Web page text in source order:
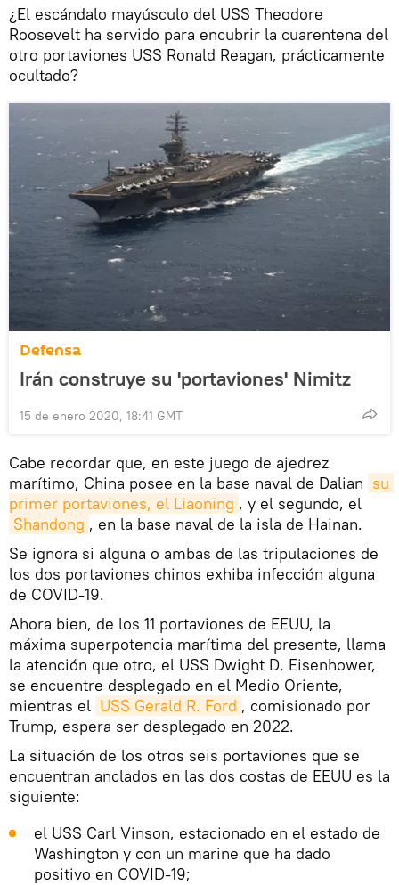
¿El escándalo mayúsculo del USS Theodore
Roosevelt ha servido para encubrir la cuarentena del
otro portaviones USS Ronald Reagan, prácticamente
ocultado?
Defensa
Irán construye su 'portaviones' Nimitz
15 de enero 2020, 18:41 GMT
Cabe recordar que, en este juego de ajedrez
marítimo, China posee en la base naval de Dalian su
primer portaviones, el Liaoning , y el segundo, el
Shandong , en la base naval de la isla de Hainan.
Se ignora si alguna o ambas de las tripulaciones de
los dos portaviones chinos exhiba infección alguna
de COVID-19.
Ahora bien, de los 11 portaviones de EEUU, la
máxima superpotencia marítima del presente, llama
la atención que otro, el USS Dwight D. Eisenhower,
se encuentre desplegado en el Medio Oriente,
mientras el USS Gerald R. Ford , comisionado por
Trump, espera ser desplegado en 2022.
La situación de los otros seis portaviones que se
encuentran anclados en las dos costas de EEUU es la
siguiente:
el USS Carl Vinson, estacionado en el estado de
Washington y con un marine que ha dado
positivo en COVID-19;